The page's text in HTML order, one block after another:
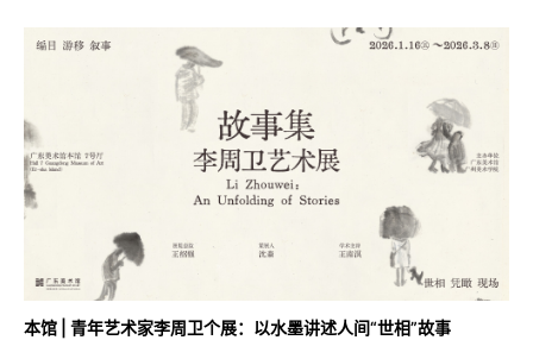
本馆 | 青年艺术家李周卫个展：以水墨讲述人间“世相”故事